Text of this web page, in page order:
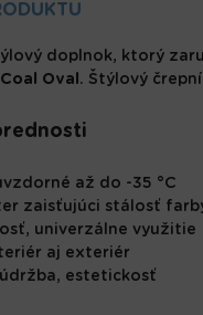
doplnok, ktorý
Coal Oval . Štýlový
až do -35 °C
zaisťujúci stálosť
univerzálne využitie
aj exteriér
údržba, estetickosť